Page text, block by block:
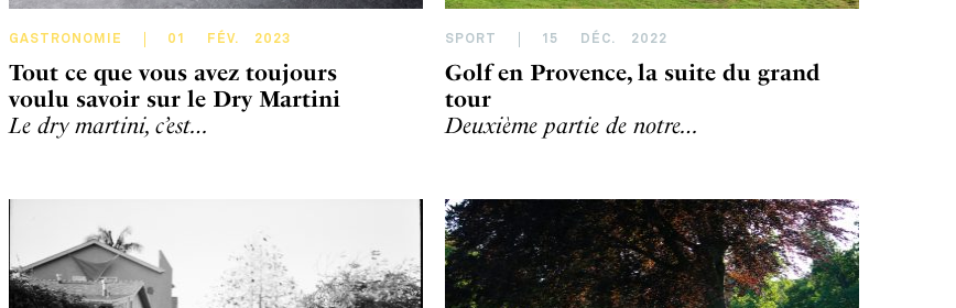
GASTRONOMIE 01 FÉV. 2023
Tout ce que vous avez toujours
voulu savoir sur le Dry Martini
Le dry martini, c’est…
SPORT 15 DÉC. 2022
Golf en Provence, la suite du grand
tour
Deuxième partie de notre…